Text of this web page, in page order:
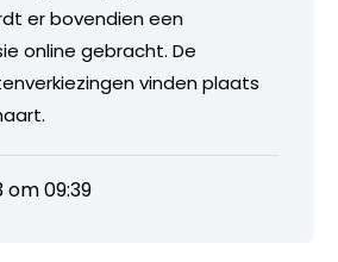
er bovendien een
online gebracht. De
vinden plaats
om 09:39